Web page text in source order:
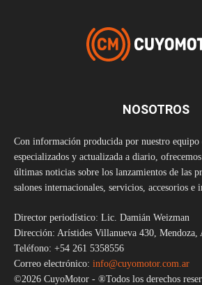
NOSOTROS
Con información producida por nuestro equipo
especializados y actualizada a diario,
últimas noticias sobre los lanzamientos de las
salones internacionales, servicios, accesorios e
Director periodístico: Lic. Damián Weizman
Dirección: Arístides Villanueva 430, Mendoza,
Teléfono: +54 261 5358556
Correo electrónico: info@cuyomotor.com.ar
©2026 CuyoMotor - ®Todos los derechos